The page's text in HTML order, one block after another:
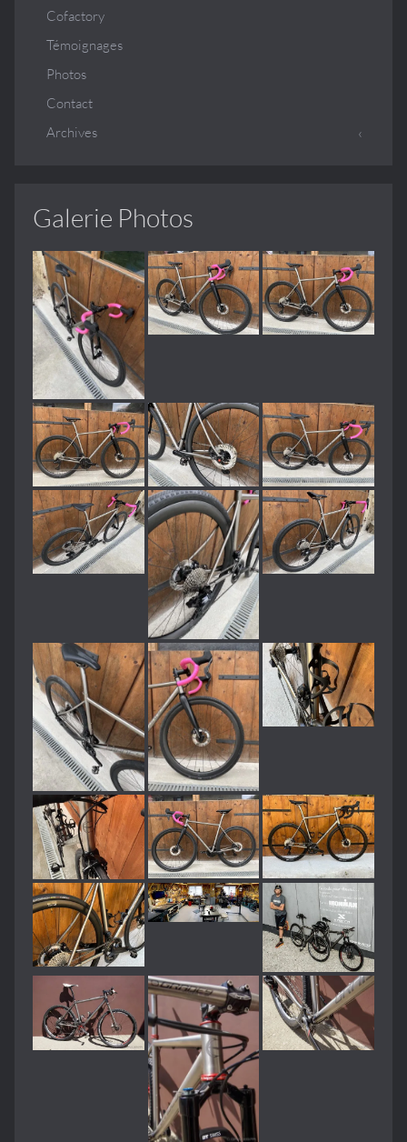
Cofactory
Témoignages
Photos
Contact
Archives
Galerie Photos